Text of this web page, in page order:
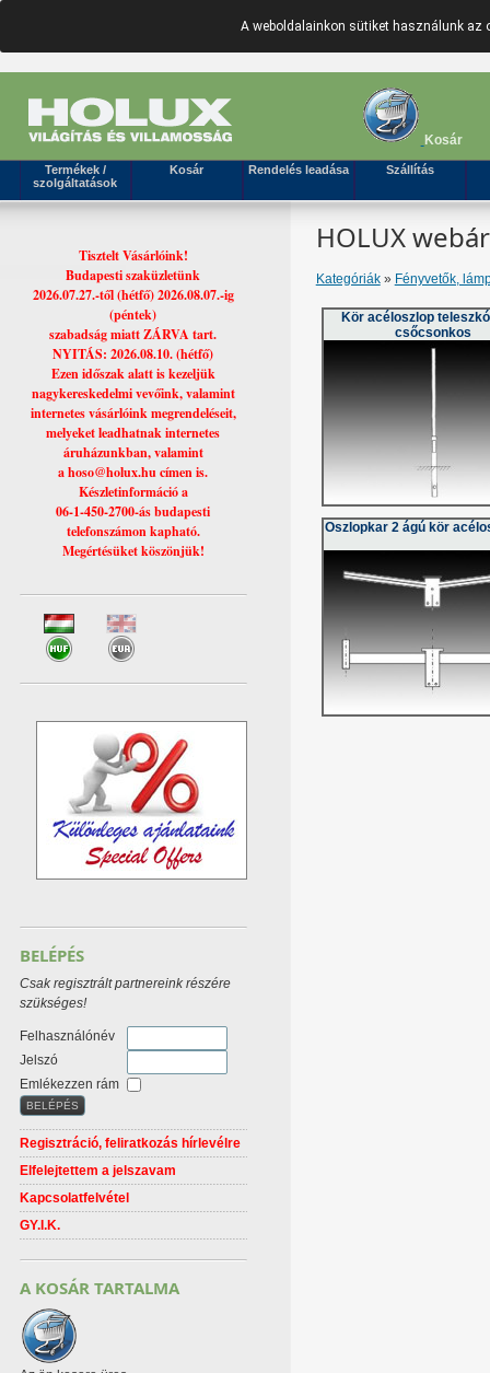
A weboldalainkon sütiket használunk
Kosár
Termékek /
szolgáltatások
Kosár Rendelés leadása Szállítás
HOLUX
Kategóriák» Fényvetők,
Kör acéloszlop
csőcsonkos
Oszlopkar 2 ágú kör
Tisztelt Vásárlóink!
Budapesti szaküzletünk
2026.07.27.-től (hétfő) 2026.08.07.-ig
(péntek)
szabadság miatt ZÁRVA tart.
NYITÁS: 2026.08.10. (hétfő)
Ezen időszak alatt is kezeljük
nagykereskedelmi vevőink, valamint
internetes vásárlóink megrendeléseit,
melyeket leadhatnak internetes
áruházunkban, valamint
a hoso@holux.hu címen is.
Készletinformáció a
06-1-450-2700-ás budapesti
telefonszámon kapható.
Megértésüket köszönjük!
BELÉPÉS
Csak regisztrált partnereink részére
szükséges!
Felhasználónév
Jelszó
Emlékezzen rám
Regisztráció, feliratkozás hírlevélre
Elfelejtettem a jelszavam
Kapcsolatfelvétel
GY.I.K.
A KOSÁR TARTALMA